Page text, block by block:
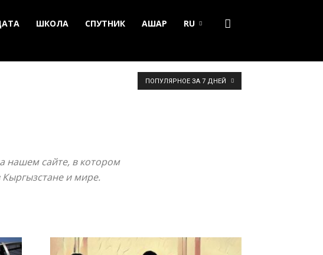
ШКОЛА СПУТНИК АШАР RU
нашем сайте, в котором
и мире.
ПОПУЛЯРНОЕ ЗА 7 ДНЕЙ